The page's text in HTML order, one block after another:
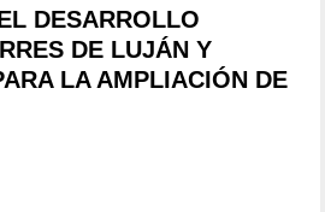
DESARROLLO
DE LUJÁN Y
LA AMPLIACIÓN DE